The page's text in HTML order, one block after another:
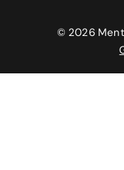
© 2026